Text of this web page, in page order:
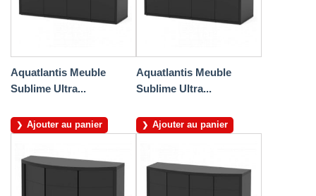
Aquatlantis Meuble
Sublime Ultra...
Ajouter au panier
Aquatlantis Meuble
Sublime Ultra...
Ajouter au panier